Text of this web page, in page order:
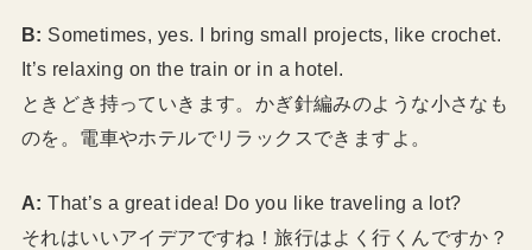
B: Sometimes, yes. I bring small projects, like crochet.
It’s relaxing on the train or in a hotel.
ときどき持っていきます。かぎ針編みのような小さなも
のを。電車やホテルでリラックスできますよ。
A: That’s a great idea! Do you like traveling a lot?
それはいいアイデアですね！旅行はよく行くんですか？